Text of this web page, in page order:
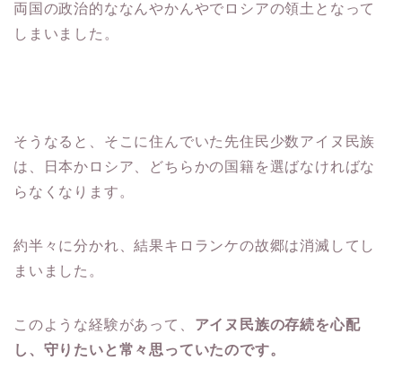
両国の政治的ななんやかんやでロシアの領土となって
しまいました。
そうなると、そこに住んでいた先住民少数アイヌ民族
は、日本かロシア、どちらかの国籍を選ばなければな
らなくなります。
約半々に分かれ、結果キロランケの故郷は消滅してし
まいました。
このような経験があって、 アイヌ民族の存続を心配
し、守りたいと常々思っていたのです。